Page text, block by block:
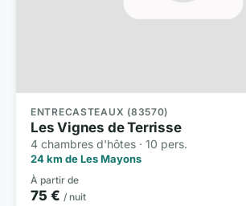
ENTRECASTEAUX (83570)
Les Vignes de Terrisse
4 chambres d'hôtes · 10 pers.
24 km de Les Mayons
À partir de
75 € / nuit